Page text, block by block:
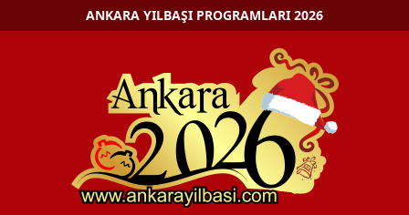
ANKARA YILBAŞI PROGRAMLARI 2026